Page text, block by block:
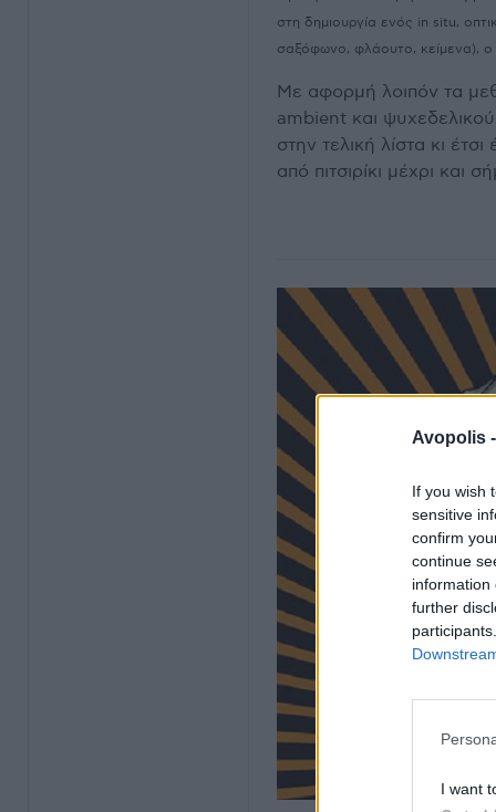
Avopolis -
If you wish
sensitive
confirm
continue
information
further
I want
στη δημιουργία ενός in situ,
σαξόφωνο, φλάουτο, κείμενα), ο
Με αφορμή λοιπόν τα
ambient και
στην τελική λίστα κι
από πιτσιρίκι μέχρι και